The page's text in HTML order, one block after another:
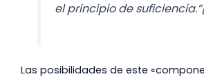
el principio de
Las posibilidades de este